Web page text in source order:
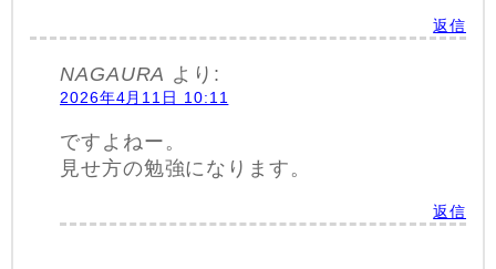
返信
NAGAURA より:
2026年4月11日 10:11
ですよねー。
見せ方の勉強になります。
返信